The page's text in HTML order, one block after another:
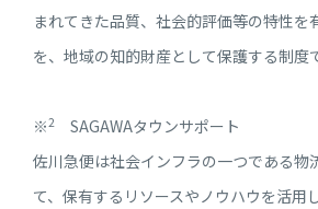
まれてきた品質、社会的評価等の特性を
を、地域の知的財産として保護する制度
※2
SAGAWAタウンサポート
佐川急便は社会インフラの一つである物
て、保有するリソースやノウハウを活用